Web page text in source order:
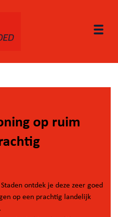
op ruim
ontdek je deze zeer goed
op een prachtig landelijk